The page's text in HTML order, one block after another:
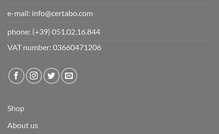
e-mail: info@certabo.com
phone: (+39) 051.02.16.844
VAT number: 03660471206
Shop
About us